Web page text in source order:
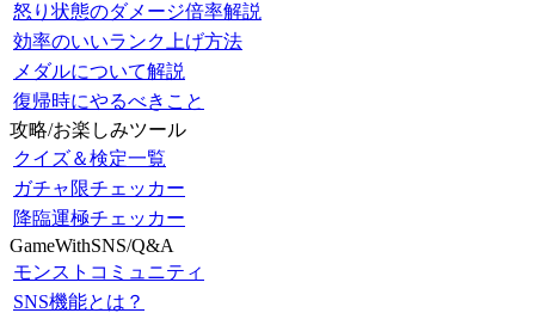
怒り状態のダメージ倍率解説
効率のいいランク上げ方法
メダルについて解説
復帰時にやるべきこと
攻略/お楽しみツール
クイズ＆検定一覧
ガチャ限チェッカー
降臨運極チェッカー
GameWithSNS/Q&A
モンストコミュニティ
SNS機能とは？